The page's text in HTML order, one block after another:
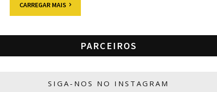
CARREGAR MAIS
PARCEIROS
SIGA-NOS NO INSTAGRAM